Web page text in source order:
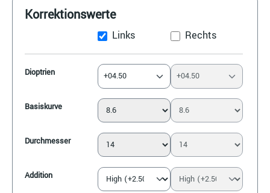
Korrektionswerte
Dioptrien
Basiskurve
Durchmesser
Addition
Links
+04.50
Rechts
+04.50